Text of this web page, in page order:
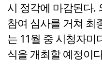
시 정각에 마감된다.
참여 심사를 거쳐 최
는 11월 중 시청자미
식을 개최할 예정이